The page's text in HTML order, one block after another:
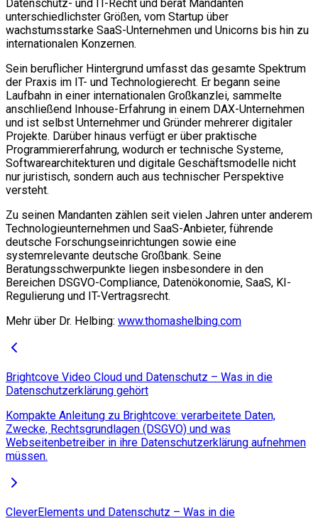
Datenschutz- und IT-Recht und berät Mandanten
unterschiedlichster Größen, vom Startup über
wachstumsstarke SaaS-Unternehmen und Unicorns bis hin zu
internationalen Konzernen.
Sein beruflicher Hintergrund umfasst das gesamte Spektrum
der Praxis im IT- und Technologierecht. Er begann seine
Laufbahn in einer internationalen Großkanzlei, sammelte
anschließend Inhouse-Erfahrung in einem DAX-Unternehmen
und ist selbst Unternehmer und Gründer mehrerer digitaler
Projekte. Darüber hinaus verfügt er über praktische
Programmiererfahrung, wodurch er technische Systeme,
Softwarearchitekturen und digitale Geschäftsmodelle nicht
nur juristisch, sondern auch aus technischer Perspektive
versteht.
Zu seinen Mandanten zählen seit vielen Jahren unter anderem
Technologieunternehmen und SaaS-Anbieter, führende
deutsche Forschungseinrichtungen sowie eine
systemrelevante deutsche Großbank. Seine
Beratungsschwerpunkte liegen insbesondere in den
Bereichen DSGVO-Compliance, Datenökonomie, SaaS, KI-
Regulierung und IT-Vertragsrecht.
Mehr über Dr. Helbing: www.thomashelbing.com
Brightcove Video Cloud und Datenschutz – Was in die
Datenschutzerklärung gehört
Kompakte Anleitung zu Brightcove: verarbeitete Daten,
Zwecke, Rechtsgrundlagen (DSGVO) und was
Webseitenbetreiber in ihre Datenschutzerklärung aufnehmen
müssen.
CleverElements und Datenschutz – Was in die